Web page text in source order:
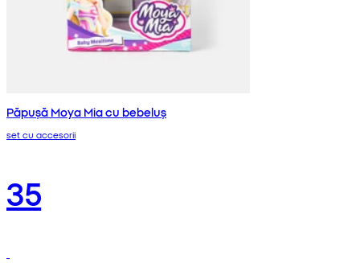
Păpușă Moya Mia cu bebeluș
set cu accesorii
35